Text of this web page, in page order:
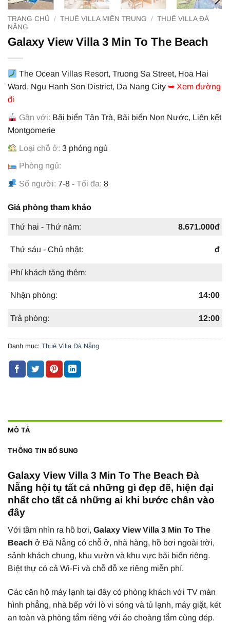
TRANG CHỦ / THUÊ VILLA MIỀN TRUNG / THUÊ VILLA ĐÀ
NẴNG
Galaxy View Villa 3 Min To The Beach
The Ocean Villas Resort, Truong Sa Street, Hoa Hai
Ward, Ngu Hanh Son District, Da Nang City ➥ Xem đường
đi
Gần với: Bãi biển Tân Trà, Bãi biển Non Nước, Liên kết
Montgomerie
Loại chỗ ở: 3 phòng ngủ
Phòng ngủ:
Số người: 7-8 -Tối đa: 8
Giá phòng tham khảo
Thứ hai - Thứ năm: 8.671.000đ
Thứ sáu - Chủ nhật: đ
Phí khách tăng thêm:
Nhận phòng: 14:00
Trả phòng: 12:00
Danh mục: Thuê Villa Đà Nẵng
MÔ TẢ
THÔNG TIN BỔ SUNG
Galaxy View Villa 3 Min To The Beach Đà
Nẵng hội tụ tất cả những gì đẹp đẽ, hiện đại
nhất cho tất cả những ai khi bước chân vào
đây
Với tầm nhìn ra hồ bơi, Galaxy View Villa 3 Min To The
Beach ở Đà Nẵng có chỗ ở, nhà hàng, hồ bơi ngoài trời,
sảnh khách chung, khu vườn và khu vực bãi biển riêng.
Biệt thự có cả Wi-Fi và chỗ đỗ xe riêng miễn phí.
Các căn hộ máy lạnh tại đây có phòng khách với TV màn
hình phẳng, nhà bếp với lò vi sóng và tủ lạnh, máy giặt, két
an toàn và phòng tắm riêng với áo choàng tắm cùng dép.